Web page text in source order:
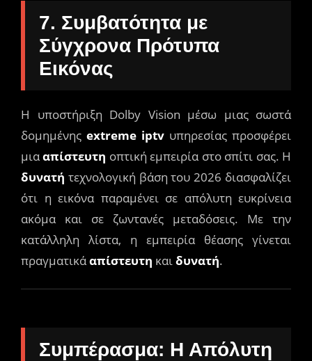
7. Συμβατότητα με
Σύγχρονα Πρότυπα
Εικόνας
Η υποστήριξη Dolby Vision μέσω μιας σωστά
δομημένης extreme iptv υπηρεσίας προσφέρει
μιααπίστευτη οπτική εμπειρία στο σπίτι σας. Η
δυνατή τεχνολογική βάση του 2026 διασφαλίζει
ότι η εικόνα παραμένει σε απόλυτη ευκρίνεια
ακόμα και σε ζωντανές μεταδόσεις. Με την
κατάλληλη λίστα, η εμπειρία θέασης γίνεται
πραγματικάαπίστευτη καιδυνατή.
Συμπέρασμα: Η Απόλυτη